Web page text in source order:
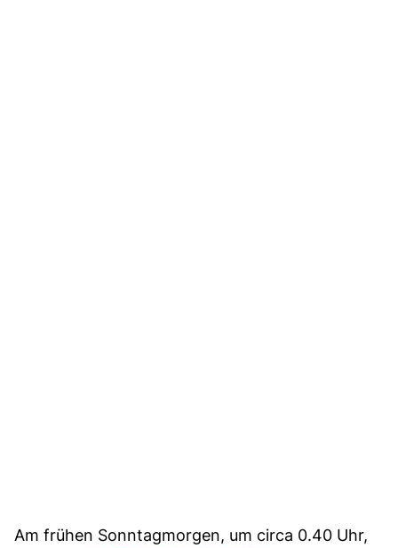
Am frühen Sonntagmorgen, um circa 0.40 Uhr,